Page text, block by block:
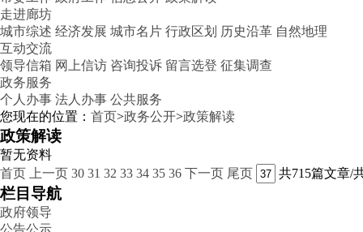
走进廊坊
城市综述 经济发展 城市名片 行政区划 历史沿革 自然地理
互动交流
领导信箱 网上信访 咨询投诉 留言选登 征集调查
政务服务
个人办事 法人办事 公共服务
您现在的位置： 首页>政务公开>政策解读
政策解读
暂无资料
首页
上一页 30 31 32 33 34 35 36 下一页 尾页 共715篇文章/
栏目导航
政府领导
公告公示